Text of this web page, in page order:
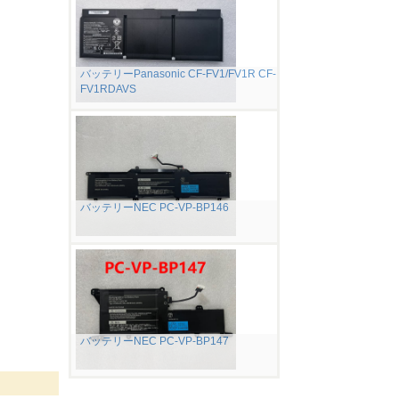
バッテリーPanasonic CF-FV1/FV1R CF-
FV1RDAVS
バッテリーNEC PC-VP-BP146
バッテリーNEC PC-VP-BP147